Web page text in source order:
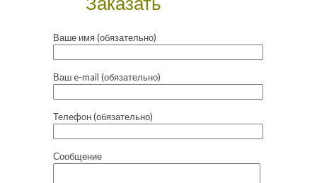
Ваше имя (обязательно)
Ваш e-mail (обязательно)
Телефон (обязательно)
Сообщение